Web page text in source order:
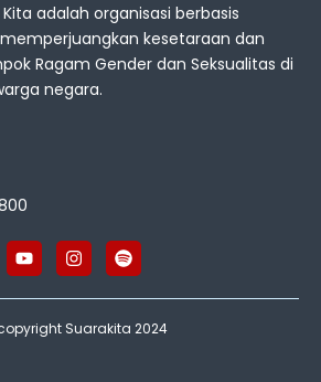
adalah organisasi berbasis
kesetaraan dan
Ragam Gender dan Seksualitas di
negara.
Suarakita 2024